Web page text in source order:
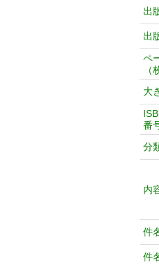
出
出
（
大
番
分
内
件
件